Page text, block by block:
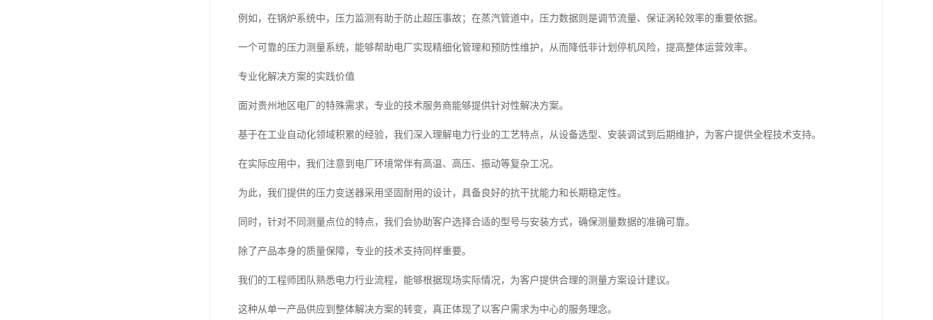
例如，在锅炉系统中，压力监测有助于防止超压事故；在蒸汽管道中，压力数据则是调节流量、保证涡轮效率的重要依据。
一个可靠的压力测量系统，能够帮助电厂实现精细化管理和预防性维护，从而降低非计划停机风险，提高整体运营效率。
专业化解决方案的实践价值
面对贵州地区电厂的特殊需求，专业的技术服务商能够提供针对性解决方案。
基于在工业自动化领域积累的经验，我们深入理解电力行业的工艺特点，从设备选型、安装调试到后期维护，为客户提供全程技术支持。
在实际应用中，我们注意到电厂环境常伴有高温、高压、振动等复杂工况。
为此，我们提供的压力变送器采用坚固耐用的设计，具备良好的抗干扰能力和长期稳定性。
同时，针对不同测量点位的特点，我们会协助客户选择合适的型号与安装方式，确保测量数据的准确可靠。
除了产品本身的质量保障，专业的技术支持同样重要。
我们的工程师团队熟悉电力行业流程，能够根据现场实际情况，为客户提供合理的测量方案设计建议。
这种从单一产品供应到整体解决方案的转变，真正体现了以客户需求为中心的服务理念。